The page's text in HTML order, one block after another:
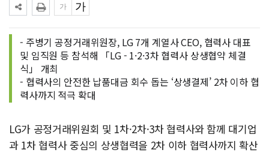
- 주병기 공정거래위원장, LG 7개 계열사 CEO, 협력사 대표
및 임직원 등 참석해 「LG - 1·2·3차 협력사 상생협약 체결
식」 개최
- 협력사의 안전한 납품대금 회수 돕는 ‘상생결제’ 2차 이하 협
력사까지 적극 확대
LG가 공정거래위원회 및 1차·2차·3차 협력사와 함께 대기업
과 1차 협력사 중심의 상생협력을 2차 이하 협력사까지 확산